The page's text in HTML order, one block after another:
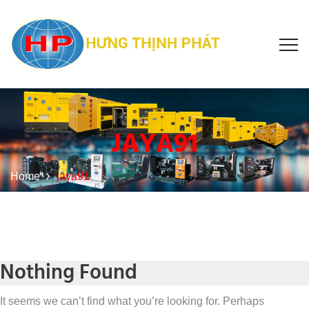
JAYA91
Home jaya91
Nothing Found
It seems we can’t find what you’re looking for. Perhaps